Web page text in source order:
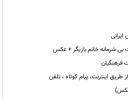
بی شرمانه خانم بازیگر + عکس
طریق اینترنت، پیام کوتاه ، تلفن